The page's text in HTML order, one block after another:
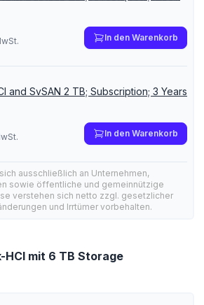
In den Warenkorb
and SvSAN 2 TB; Subscription; 3 Years
In den Warenkorb
ausschließlich an Unternehmen,
sowie öffentliche und gemeinnützige
verstehen sich netto zzgl. gesetzlicher
und Irrtümer vorbehalten.
HCI mit 6 TB Storage